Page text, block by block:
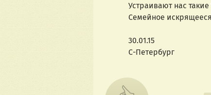
Устраивают нас такие
Семейное искрящееся
30.01.15
С-Петербург